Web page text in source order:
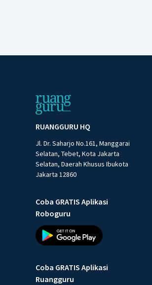
RUANGGURU HQ
Jl. Dr. Saharjo No.161, Manggarai
Selatan, Tebet, Kota Jakarta
Selatan, Daerah Khusus Ibukota
Jakarta 12860
Coba GRATIS Aplikasi
Roboguru
Coba GRATIS Aplikasi
Ruangguru